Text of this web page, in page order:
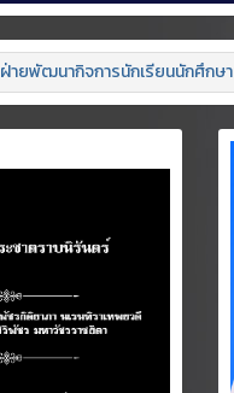
ฝ่ายพัฒนากิจการนักเรียนนักศึกษา